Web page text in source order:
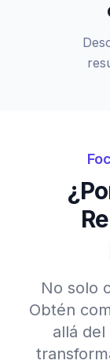
No solo
Obtén
allá